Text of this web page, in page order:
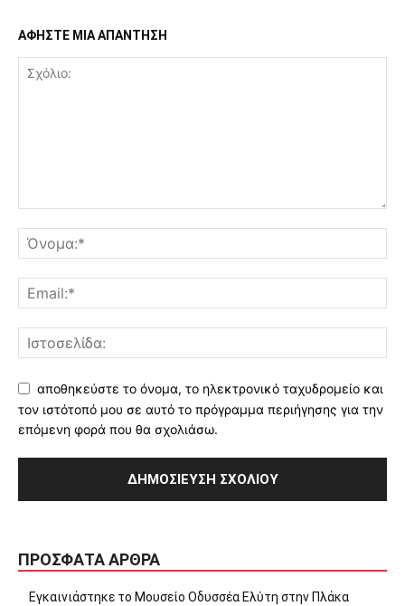
ΑΦΗΣΤΕ ΜΙΑ ΑΠΑΝΤΗΣΗ
αποθηκεύστε το όνομα, το ηλεκτρονικό ταχυδρομείο και
τον ιστότοπό μου σε αυτό το πρόγραμμα περιήγησης για την
επόμενη φορά που θα σχολιάσω.
ΠΡΌΣΦΑΤΑ ΆΡΘΡΑ
Εγκαινιάστηκε το Μουσείο Οδυσσέα Ελύτη στην Πλάκα